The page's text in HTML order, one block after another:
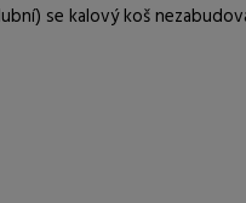
se kalový koš